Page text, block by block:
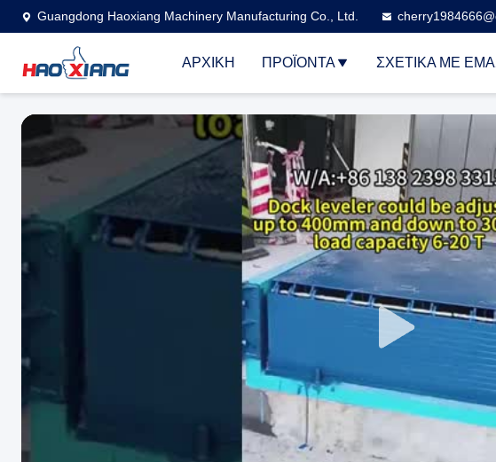
Guangdong Haoxiang Machinery Manufacturing Co., Ltd.
ΑΡΧΙΚΉ ΠΡΟΪΌΝΤΑ ΣΧΕΤΙΚΆ ΜΕ